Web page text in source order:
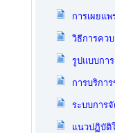
การเผยแ
วิธีการคว
รูปแบบกา
การบริกา
ระบบการ
แนวปฏิบัติ